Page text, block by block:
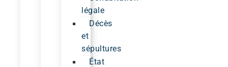
légale
Décès
et
sépultures
État